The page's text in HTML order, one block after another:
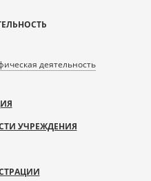
деятельность
УЧРЕЖДЕНИЯ